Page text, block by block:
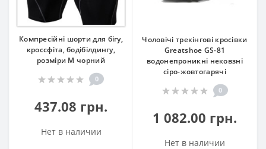
Компресійні шорти для бігу,
кроссфіта, бодібілдингу,
розміри М чорний
0
437.08 грн.
Нет в наличии
Чоловічі трекінгові кросівки
Greatshoe GS-81
водонепроникні нековзні
сіро-жовтогарячі
0
1 082.00 грн.
Нет в наличии